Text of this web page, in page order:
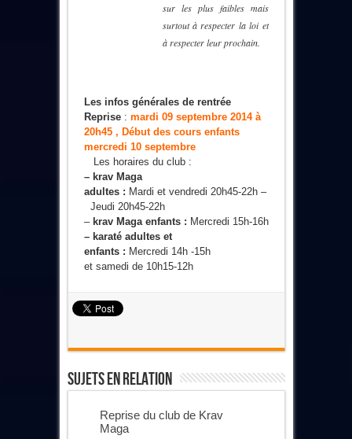
sur les plus faibles mais
surtout à respecter la loi et
à respecter leur prochain.
Les infos générales de rentrée
Reprise: mardi 09 septembre 2014 à
20h45 , Début des cours enfants
mercredi 10 septembre
Les horaires du club :
– krav Maga
adultes : Mardi et vendredi 20h45-22h –
Jeudi 20h45-22h
– krav Maga enfants : Mercredi 15h-16h
– karaté adultes et
enfants : Mercredi 14h -15h
et samedi de 10h15-12h
Sujets En Relation
Reprise du club de Krav
Maga